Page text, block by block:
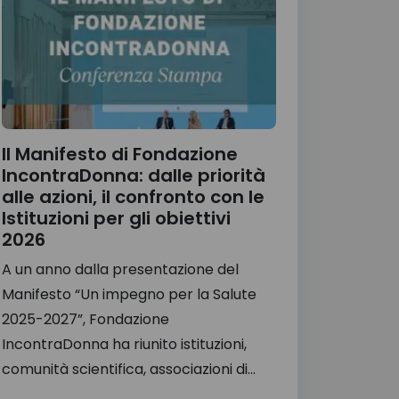
Il Manifesto di Fondazione
IncontraDonna: dalle priorità
alle azioni, il confronto con le
Istituzioni per gli obiettivi
2026
A un anno dalla presentazione del
Manifesto “Un impegno per la Salute
2025-2027”, Fondazione
IncontraDonna ha riunito istituzioni,
comunità scientifica, associazioni di...